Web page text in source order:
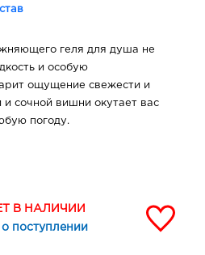
геля для душа не
и особую
ощущение свежести и
и сочной вишни окутает вас
погоду.
В НАЛИЧИИ
поступлении